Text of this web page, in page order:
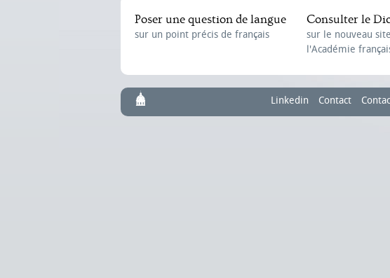
Poser une question de langue
sur un point précis de français
Consulter le
sur le nouveau
l'Académie
Linkedin Contact